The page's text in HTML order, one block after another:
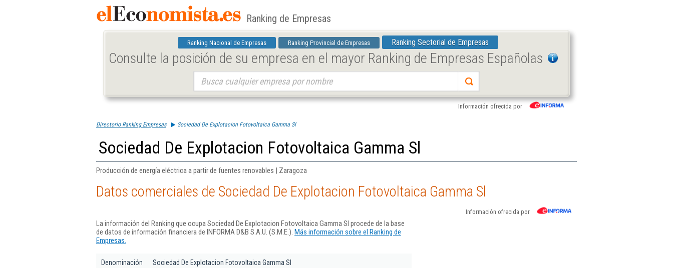
Ranking de Empresas
Ranking Nacional de Empresas Ranking Provincial de Empresas Ranking Sectorial de Empresas
Consulte la posición de su empresa en el mayor Ranking de Empresas Españolas
Información ofrecida por
Directorio Ranking Empresas Sociedad De Explotacion Fotovoltaica Gamma Sl
Sociedad De Explotacion Fotovoltaica Gamma Sl
Producción de energía eléctrica a partir de fuentes renovables | Zaragoza
Datos comerciales de Sociedad De Explotacion Fotovoltaica Gamma Sl
Información ofrecida por
La información del Ranking que ocupa Sociedad De Explotacion Fotovoltaica Gamma Sl procede de la base
de datos de información financiera de INFORMA D&B S.A.U. (S.M.E.). Más información sobre el Ranking de
Empresas.
Denominación Sociedad De Explotacion Fotovoltaica Gamma Sl